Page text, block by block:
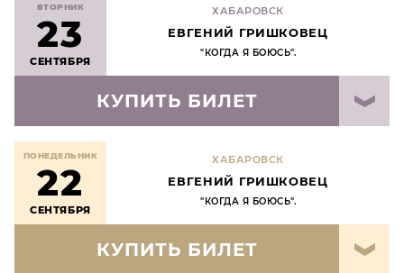
ВТОРНИК
23
СЕНТЯБРЯ
ХАБАРОВСК
ЕВГЕНИЙ ГРИШКОВЕЦ
"КОГДА Я БОЮСЬ".
КУПИТЬ БИЛЕТ
ПОНЕДЕЛЬНИК
22
СЕНТЯБРЯ
ХАБАРОВСК
ЕВГЕНИЙ ГРИШКОВЕЦ
"КОГДА Я БОЮСЬ".
КУПИТЬ БИЛЕТ